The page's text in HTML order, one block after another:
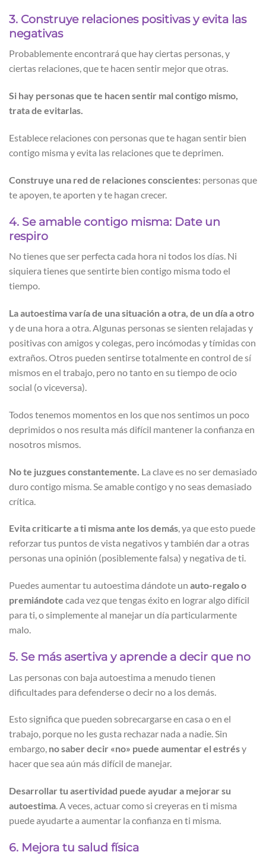
3. Construye relaciones positivas y evita las
negativas
Probablemente encontrará que hay ciertas personas, y
ciertas relaciones, que te hacen sentir mejor que otras.
Si hay personas que te hacen sentir mal contigo mismo,
trata de evitarlas.
Establece relaciones con personas que te hagan sentir bien
contigo misma y evita las relaciones que te deprimen.
Construye una red de relaciones conscientes: personas que
te apoyen, te aporten y te hagan crecer.
4. Se amable contigo misma: Date un
respiro
No tienes que ser perfecta cada hora ni todos los días. Ni
siquiera tienes que sentirte bien contigo misma todo el
tiempo.
La autoestima varía de una situación a otra, de un día a otro
y de una hora a otra. Algunas personas se sienten relajadas y
positivas con amigos y colegas, pero incómodas y tímidas con
extraños. Otros pueden sentirse totalmente en control de sí
mismos en el trabajo, pero no tanto en su tiempo de ocio
social (o viceversa).
Todos tenemos momentos en los que nos sentimos un poco
deprimidos o nos resulta más difícil mantener la confianza en
nosotros mismos.
No te juzgues constantemente. La clave es no ser demasiado
duro contigo misma. Se amable contigo y no seas demasiado
crítica.
Evita criticarte a ti misma ante los demás, ya que esto puede
reforzar tus puntos de vista negativos y también dar a otras
personas una opinión (posiblemente falsa) y negativa de ti.
Puedes aumentar tu autoestima dándote un auto-regalo o
premiándote cada vez que tengas éxito en lograr algo difícil
para ti, o simplemente al manejar un día particularmente
malo.
5. Se más asertiva y aprende a decir que no
Las personas con baja autoestima a menudo tienen
dificultades para defenderse o decir no a los demás.
Esto significa que pueden sobrecargarse en casa o en el
trabajo, porque no les gusta rechazar nada a nadie. Sin
embargo, no saber decir «no» puede aumentar el estrésy
hacer que sea aún más difícil de manejar.
Desarrollar tu asertividad puede ayudar a mejorar su
autoestima. A veces, actuar como si creyeras en ti misma
puede ayudarte a aumentar la confianza en ti misma.
6. Mejora tu salud física